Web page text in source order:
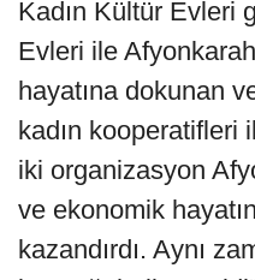
Kadın Kültür Evleri
Evleri ile
hayatına dokunan
kadın kooperatifleri
iki organizasyon
ve ekonomik
kazandırdı. Aynı